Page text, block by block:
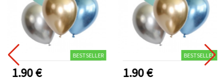
BESTSELLER
1.90 €
BESTSELLER
1.90 €